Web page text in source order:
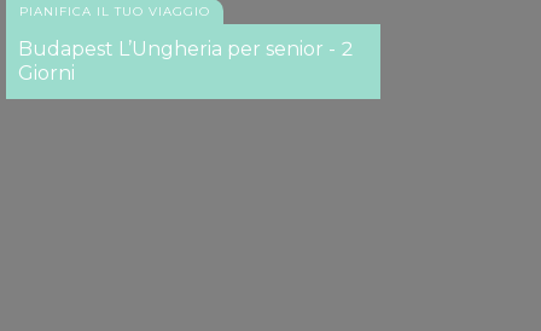
PIANIFICA IL TUO VIAGGIO
Budapest L’Ungheria per senior - 2
Giorni